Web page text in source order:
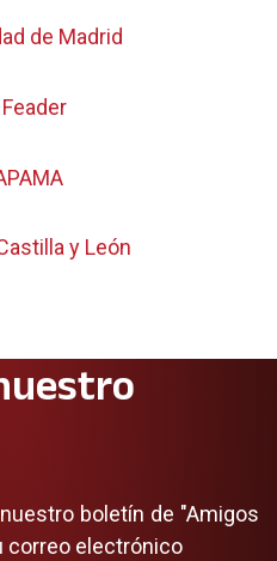
boletín de "Amigos
correo electrónico